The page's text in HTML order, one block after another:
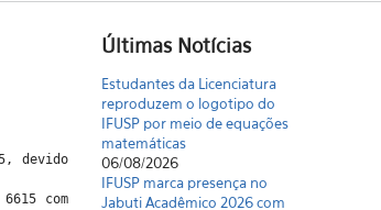
devido
com
Últimas Notícias
Estudantes da Licenciatura
reproduzem o logotipo do
IFUSP por meio de equações
matemáticas
06/08/2026
IFUSP marca presença no
Jabuti Acadêmico 2026 com